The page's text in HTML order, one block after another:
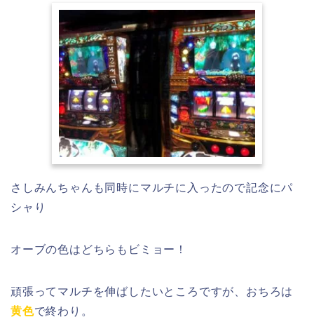
さしみんちゃんも同時にマルチに入ったので記念にパ
シャり
オーブの色はどちらもビミョー！
頑張ってマルチを伸ばしたいところですが、おちろは
黄色で終わり。